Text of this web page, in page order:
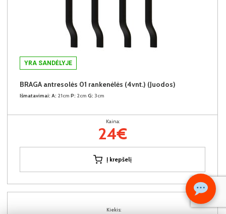
Kiekis:
YRA SANDĖLYJE
BRAGA antresolės 01 rankenėlės (4vnt.) (Juodos)
Išmatavimai: A: 21cm P: 2cm G: 3cm
Kaina:
24€
Į krepšelį